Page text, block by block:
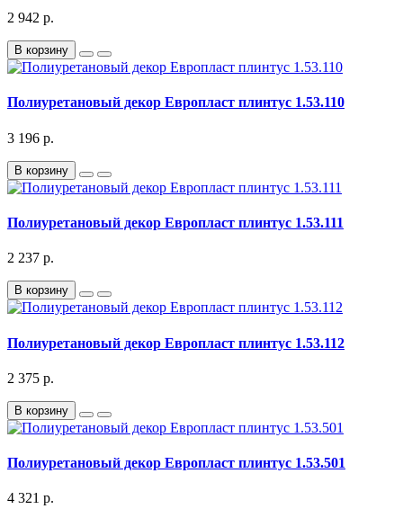
2 942 р.
В корзину
Полиуретановый декор Европласт плинтус 1.53.110
3 196 р.
В корзину
Полиуретановый декор Европласт плинтус 1.53.111
2 237 р.
В корзину
Полиуретановый декор Европласт плинтус 1.53.112
2 375 р.
В корзину
Полиуретановый декор Европласт плинтус 1.53.501
4 321 р.